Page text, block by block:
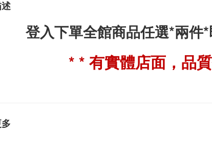
登入下單全館商品任選*兩件*
* * 有實體店面，品